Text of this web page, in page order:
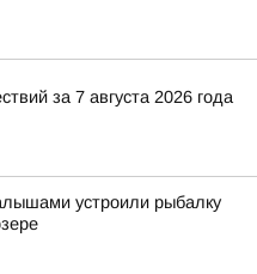
за 7 августа 2026 года
устроили рыбалку